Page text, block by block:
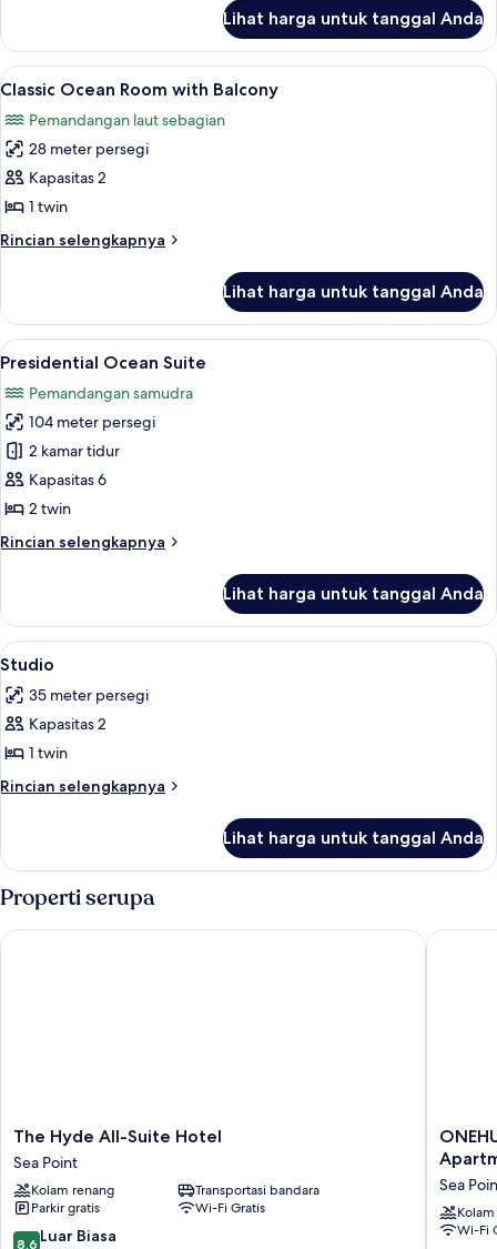
Mountain
Apartment
with
Lihat harga untuk tanggal Anda
Lihat
semua
foto
untuk
Classic
Ocean
Room
with
Classic Ocean Room with Balcony |
12
Classic Ocean Room with Balcony
Pemandangan laut sebagian
28 meter persegi
Kapasitas 2
1 twin
Rincian selengkapnya
Rincian
Classic
Ocean
Room
Balcony
Lihat harga untuk tanggal Anda
Lihat
semua
foto
untuk
Presidential
Ocean
Suite
Presidential Ocean Suite | Seprai
15
Presidential Ocean Suite
Pemandangan samudra
104 meter persegi
2 kamar tidur
Kapasitas 6
2 twin
Rincian selengkapnya
Rincian
Presidential
Ocean
Suite
Lihat harga untuk tanggal Anda
Lihat
semua
foto
untuk
Studio
12
Studio
35 meter persegi
Kapasitas 2
1 twin
Rincian selengkapnya
Rincian
Studio
Lihat harga untuk tanggal Anda
Properti serupa
The
Hyde
All-
Suite
Hotel
Sea
The Hyde All-Suite Hotel
Sea Point
Kolam renang
Transportasi bandara
Parkir gratis
Wi-Fi Gratis
8.6
8,6 Luar Biasa
The Hyde All-Suite Hotel
on
-
Fluent
Sea
Wi-Fi